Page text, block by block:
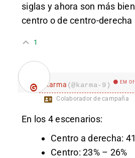
siglas y ahora son más
centro o de centro-derecha
1
karma (@karma-9) EM
Colaborador de campaña
En los 4 escenarios:
Centro a derecha:
Centro: 23% – 26%